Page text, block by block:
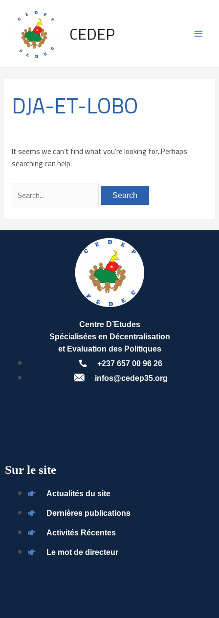
content
CEDEP
DJA-ET-LOBO
It seems we can’t find what you’re looking for. Perhaps
searching can help.
for:
Centre D’Etudes
Spécialisées en Décentralisation
et Evaluation des Politiques
+237 657 00 96 26
infos@cedep35.org
Sur le site
Actualités du site
Dernières publications
Activités Récentes
Le mot de directeur